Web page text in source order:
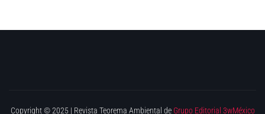
Copyright © 2025 | Revista Teorema Ambiental de Grupo Editorial 3wMéxico